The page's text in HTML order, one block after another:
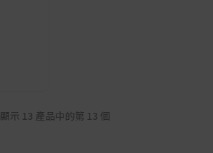
顯示 13 產品中的第 13 個